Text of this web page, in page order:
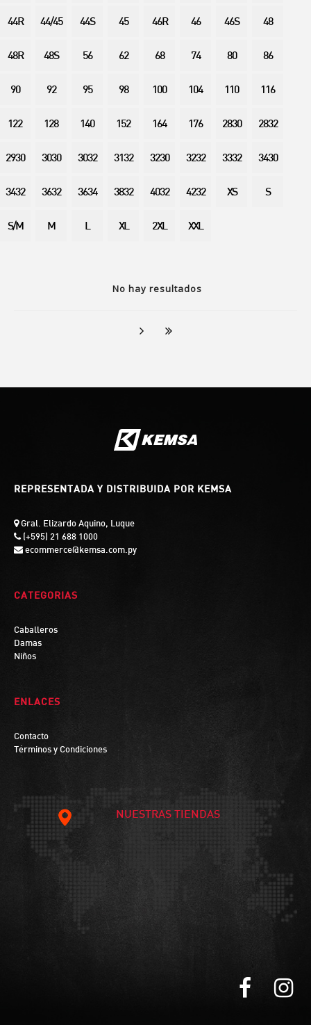
No hay resultados
44R 44/45 44S 45 46R 46 46S 48
48R 48S 56 62 68 74 80 86
90 92 95 98 100 104 110 116
122 128 140 152 164 176 2830 2832
2930 3030 3032 3132 3230 3232 3332 3430
3432 3632 3634 3832 4032 4232 XS S
S/M M L XL 2XL XXL
REPRESENTADA Y DISTRIBUIDA POR KEMSA
Gral. Elizardo Aquino, Luque
(+595) 21 688 1000
ecommerce@kemsa.com.py
CATEGORIAS
Caballeros
Damas
Niños
ENLACES
Contacto
Términos y Condiciones
NUESTRAS TIENDAS